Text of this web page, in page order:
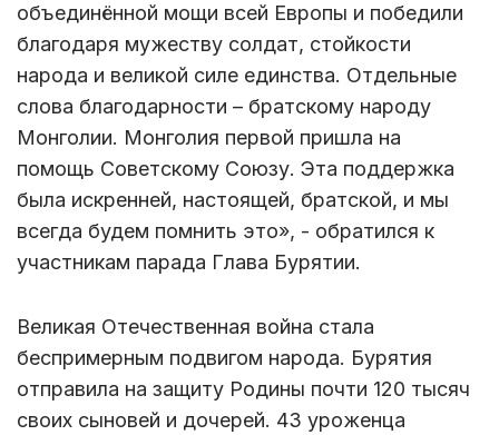
объединённой мощи всей Европы и победили
благодаря мужеству солдат, стойкости
народа и великой силе единства. Отдельные
слова благодарности – братскому народу
Монголии. Монголия первой пришла на
помощь Советскому Союзу. Эта поддержка
была искренней, настоящей, братской, и мы
всегда будем помнить это», - обратился к
участникам парада Глава Бурятии.
Великая Отечественная война стала
беспримерным подвигом народа. Бурятия
отправила на защиту Родины почти 120 тысяч
своих сыновей и дочерей. 43 уроженца